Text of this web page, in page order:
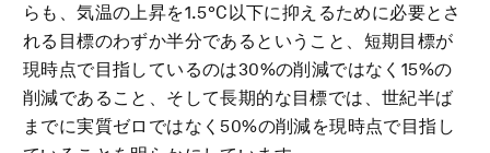
らも、気温の上昇を1.5°C以下に抑えるために必要とさ
れる目標のわずか半分であるということ、短期目標が
現時点で目指しているのは30%の削減ではなく15%の
削減であること、そして長期的な目標では、世紀半ば
までに実質ゼロではなく50%の削減を現時点で目指し